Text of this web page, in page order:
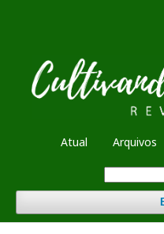
Atual Arquivos